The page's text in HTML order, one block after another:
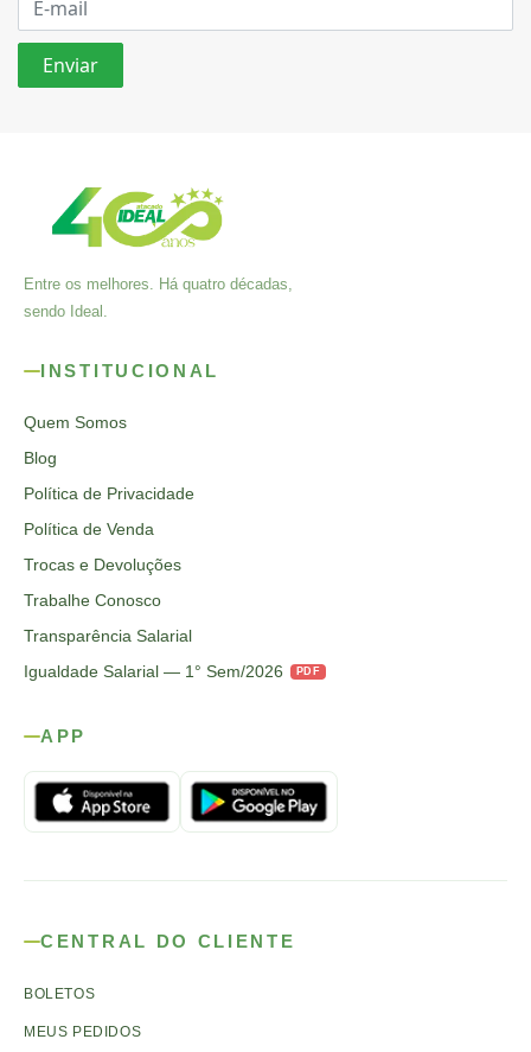
Entre os melhores. Há quatro décadas,
sendo Ideal.
INSTITUCIONAL
Quem Somos
Blog
Política de Privacidade
Política de Venda
Trocas e Devoluções
Trabalhe Conosco
Transparência Salarial
Igualdade Salarial — 1° Sem/2026
PDF
APP
CENTRAL DO CLIENTE
BOLETOS
MEUS PEDIDOS